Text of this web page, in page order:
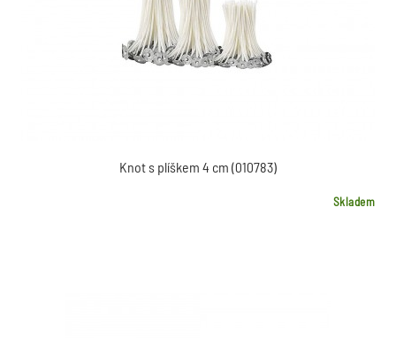
Knot s plíškem 4 cm (010783)
Skladem